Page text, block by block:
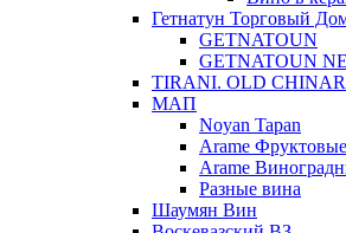
Гетнатун Торговый
GETNATOUN
GETNATOUN
TIRANI. OLD
МАП
Noyan Tapan
Arame
Arame
Разные вина
Шаумян Вин